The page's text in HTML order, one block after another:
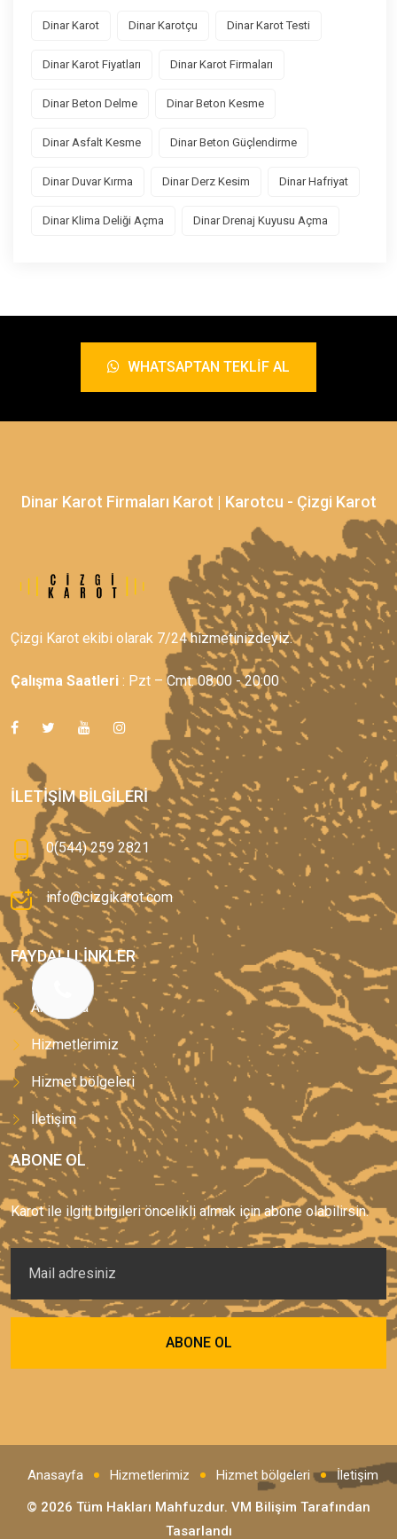
Dinar Karot Dinar Karotçu Dinar Karot Testi
Dinar Karot Fiyatları Dinar Karot Firmaları
Dinar Beton Delme Dinar Beton Kesme
Dinar Asfalt Kesme Dinar Beton Güçlendirme
Dinar Duvar Kırma Dinar Derz Kesim Dinar Hafriyat
Dinar Klima Deliği Açma Dinar Drenaj Kuyusu Açma
WHATSAPTAN TEKLIF AL
Dinar Karot Firmaları Karot | Karotcu - Çizgi Karot
Çizgi Karot ekibi olarak 7/24 hizmetinizdeyiz.
Çalışma Saatleri : Pzt – Cmt: 08:00 - 20:00
İLETIŞIM BILGILERI
0(544) 259 2821
info@cizgikarot.com
FAYDALI LINKLER
Anasayfa
Hizmetlerimiz
Hizmet bölgeleri
İletişim
ABONE OL
Karot ile ilgili bilgileri öncelikli almak için abone olabilirsin.
Anasayfa Hizmetlerimiz Hizmet bölgeleri
İletişim
© 2026 Tüm Hakları Mahfuzdur. VM Bilişim Tarafından
Tasarlandı